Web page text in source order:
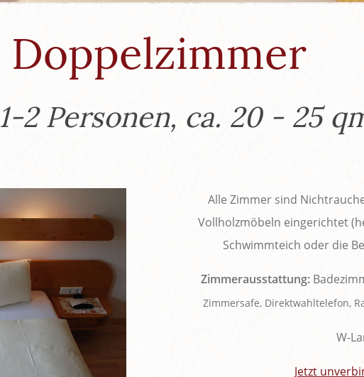
Doppelzimmer
2 Personen, ca. 20 - 25
Alle Zimmer sind
Vollholzmöbeln eingerichtet
Schwimmteich oder die
Zimmerausstattung:
Zimmersafe, Direktwahltelefon,
W-
Jetzt